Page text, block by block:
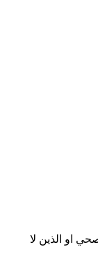
او الذين لا